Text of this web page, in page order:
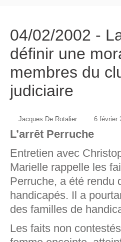
04/02/2002 -
définir une
membres du
judiciaire
Jacques De Rotalier 6 février
L’arrêt Perruche
Entretien avec
Marielle rappelle les
Perruche, a été rendu
handicapés. Il a
des familles de
Les faits non